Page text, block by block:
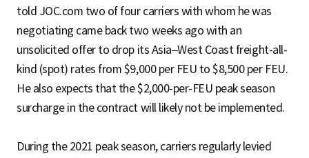
told JOC.com two of four carriers with whom he was
negotiating came back two weeks ago with an
unsolicited offer to drop its Asia–West Coast freight-all-
kind (spot) rates from $9,000 per FEU to $8,500 per FEU.
He also expects that the $2,000-per-FEU peak season
surcharge in the contract will likely not be implemented.
During the 2021 peak season, carriers regularly levied